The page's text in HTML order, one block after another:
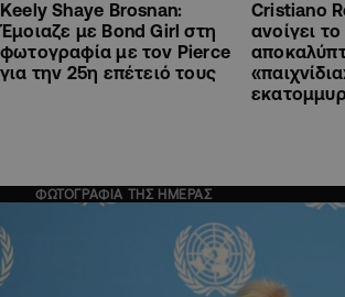
Keely Shaye Brosnan:
Έμοιαζε με Bond Girl στη
φωτογραφία με τον Pierce
για την 25η επέτειό τους
Cristiano
ανοίγει
ΦΩΤΟΓΡΑΦΙΑ ΤΗΣ ΗΜΕΡΑΣ